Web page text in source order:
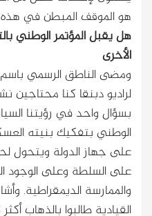
هو الموقف المبطن في هذه
هل يقبل المؤتمر الوطني
الأخرى
ومضى الناطق الرسمي
لراديو دبنقا كنا محتاجين
بسؤال واحد في رؤيتنا
الوطني بتفكيك بنيته
على جهاز الدولة
على السلطة وعلى الوجود
والممارسة الديمقراطية.
القيادية طالبوا بالذهاب